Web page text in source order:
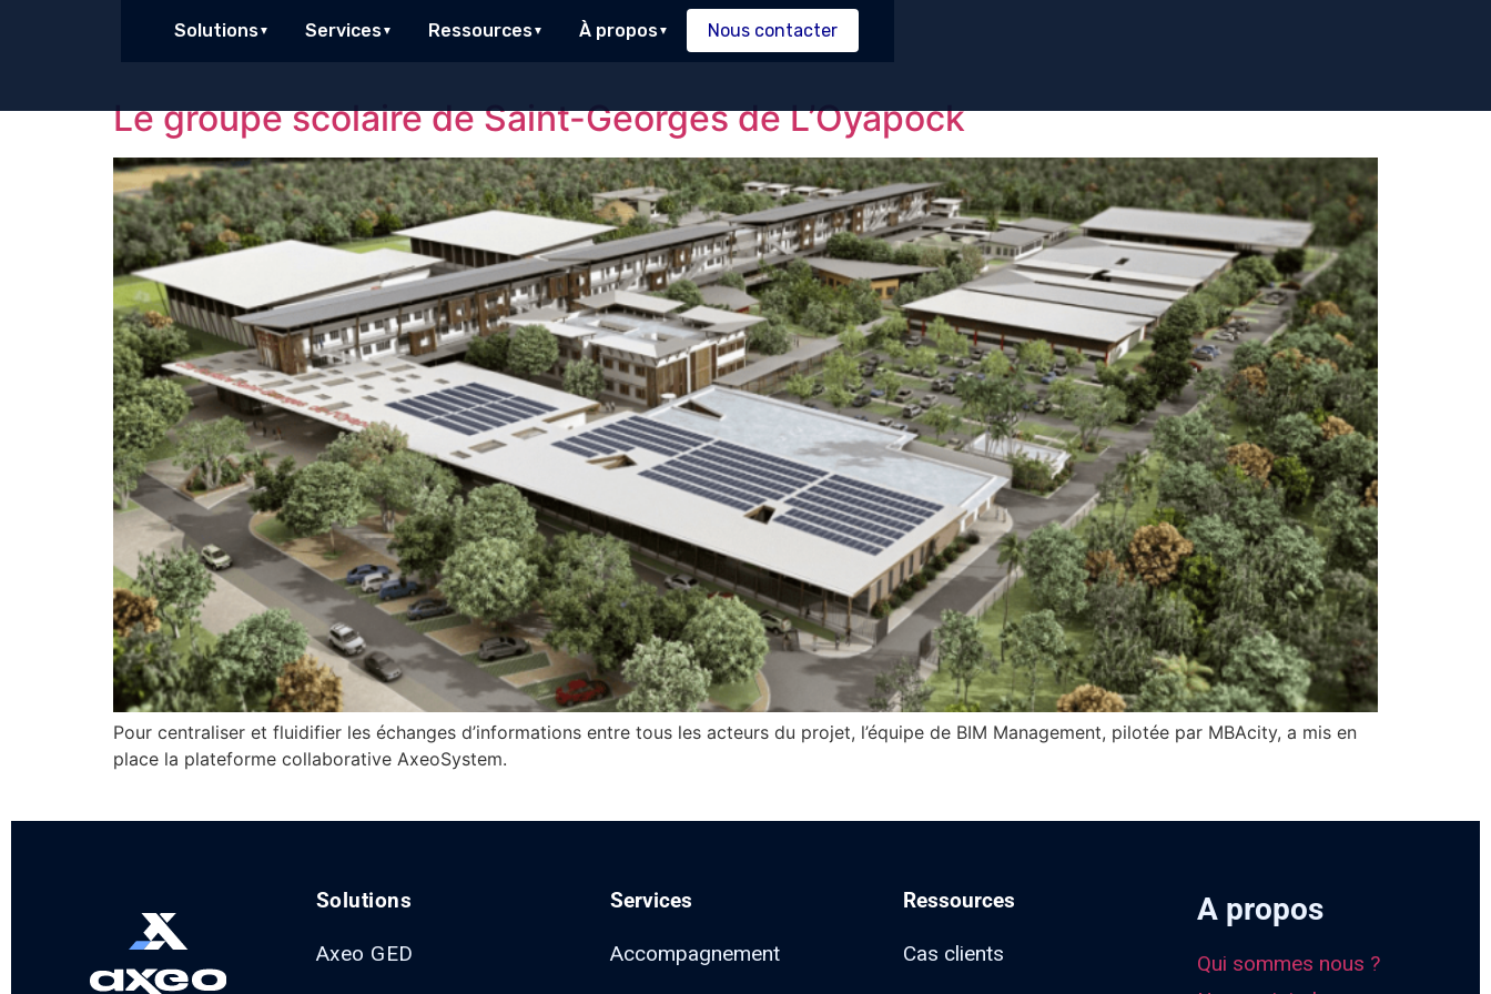
Solutions Services Ressources À propos Nous contacter
Le groupe scolaire de Saint-Georges de L’Oyapock
Pour centraliser et fluidifier les échanges d’informations entre tous les acteurs du projet, l’équipe de BIM Management, pilotée par MBAcity, a mis en
place la plateforme collaborative AxeoSystem.
Solutions
Axeo GED
Services
Accompagnement
Ressources
Cas clients
A propos
Qui sommes nous ?